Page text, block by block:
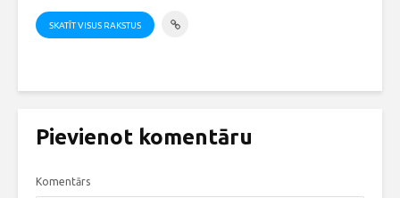
SKATĪT VISUS RAKSTUS
Pievienot komentāru
Komentārs